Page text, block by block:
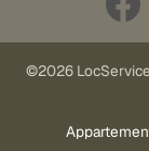
©2026 LocService